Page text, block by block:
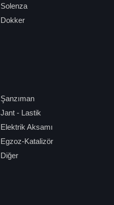
Solenza
Dokker
Şanzıman
Jant - Lastik
Elektrik Aksamı
Egzoz-Katalizör
Diğer